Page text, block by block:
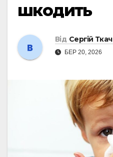
шкодить
Від Сергій Ткач
БЕР 20, 2026